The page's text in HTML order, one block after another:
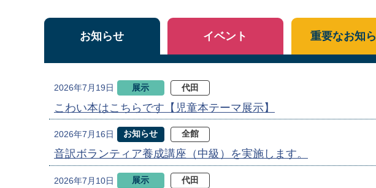
お知らせ
2026年7月19日 展示 代田
こわい本はこちらです【児童本テーマ展示】
2026年7月16日 お知らせ 全館
音訳ボランティア養成講座（中級）を実施します。
2026年7月10日 展示 代田
イベント 重要なお知